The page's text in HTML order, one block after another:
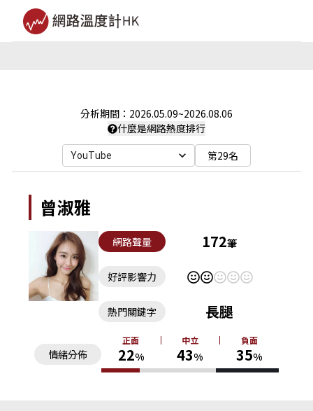
分析期間： 2026.05.09~2026.08.06
什麼是網路熱度排行
YouTube 第29名
曾淑雅
網路聲量 172筆
好評影響力
情緒分佈
正面
22%
中立
43%
負面
35%
熱門關鍵字 長腿